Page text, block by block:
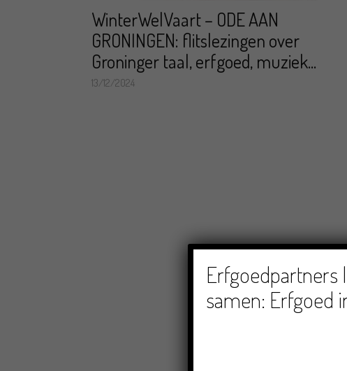
WinterWelVaart – ODE AAN
GRONINGEN: flitslezingen over
Groninger taal, erfgoed, muziek...
13/12/2024
Erfgoedpartners
samen: Erfgoed